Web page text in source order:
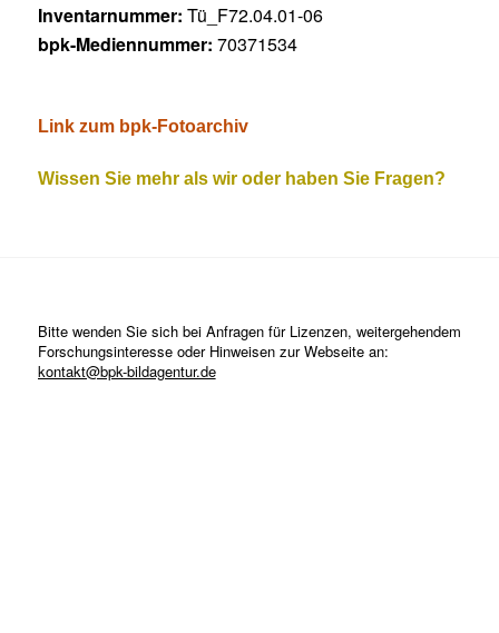
Inventarnummer: Tü_F72.04.01-06
bpk-Mediennummer: 70371534
Link zum bpk-Fotoarchiv
Wissen Sie mehr als wir oder haben Sie Fragen?
Bitte wenden Sie sich bei Anfragen für Lizenzen, weitergehendem
Forschungsinteresse oder Hinweisen zur Webseite an:
kontakt@bpk-bildagentur.de